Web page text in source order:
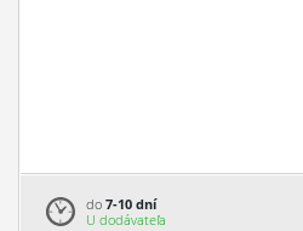
do 7-10 dní
U dodávateľa